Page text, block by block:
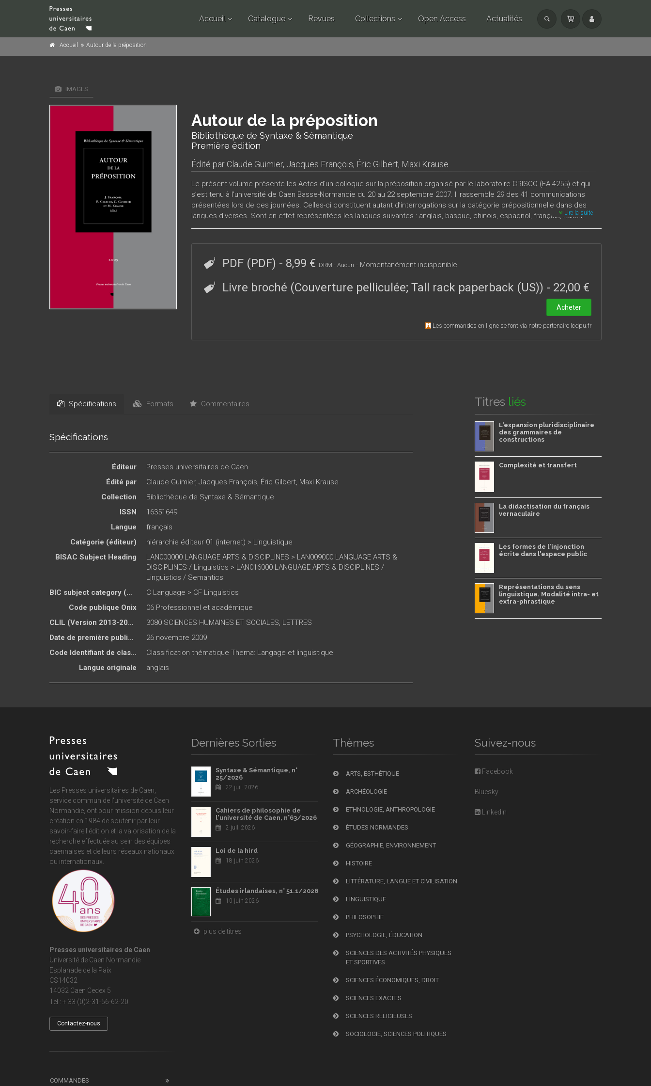
Accueil Catalogue Revues Collections Open Access Actualités
Accueil Autour de la préposition
IMAGES
Autour de la préposition
Bibliothèque de Syntaxe & Sémantique
Première édition
Édité par Claude Guimier, Jacques François, Éric Gilbert, Maxi Krause
Le présent volume présente les Actes d'un colloque sur la préposition organisé par le laboratoire CRISCO (EA 4255) et qui
s’est tenu à l’université de Caen Basse-Normandie du 20 au 22 septembre 2007. Il rassemble 29 des 41 communications
présentées lors de ces journées. Celles-ci constituent autant d’interrogations sur la catégorie prépositionnelle dans des
langues diverses. Sont en effet représentées les langues suivantes : anglais, basque, chinois, espagnol, français, italien,
roumain et vietnamien. Les thèmes abordés s’insèrent dans les recherches actuelles en syntaxe et en sémantique et ont
Lire la suite
PDF (PDF) - 8,99 € DRM - Aucun - Momentanément indisponible
Livre broché (Couverture pelliculée; Tall rack paperback (US)) - 22,00 €
Acheter
Les commandes en ligne se font via notre partenaire lcdpu.fr
Spécifications Formats Commentaires
Spécifications
Éditeur
Presses universitaires de Caen
Édité par
Claude Guimier, Jacques François Éric Gilbert Maxi Krause
Collection
Bibliothèque de Syntaxe & Sémantique
ISSN
16351649
Langue
français
Catégorie (éditeur)
hiérarchie éditeur 01 (internet) > Linguistique
BISAC Subject Heading
LAN000000 LANGUAGE ARTS & DISCIPLINES > LAN009000 LANGUAGE ARTS &
DISCIPLINES / Linguistics > LAN016000 LANGUAGE ARTS & DISCIPLINES /
Linguistics / Semantics
BIC subject category (UK)
C Language > CF Linguistics
Code publique Onix
06 Professionnel et académique
CLIL (Version 2013-2019 )
3080 SCIENCES HUMAINES ET SOCIALES, LETTRES
Date de première publication du titre
26 novembre 2009
Code Identifiant de classement sujet
Classification thématique Thema: Langage et linguistique
Langue originale
anglais
Titres liés
L'expansion pluridisciplinaire
des grammaires de
constructions
Complexité et transfert
La didactisation du français
vernaculaire
Les formes de l'injonction
écrite dans l'espace public
Représentations du sens
linguistique. Modalité intra- et
extra-phrastique
Les Presses universitaires de Caen,
service commun de l'université de Caen
Normandie , ont pour mission depuis leur
création en 1984 de soutenir par leur
savoir-faire l'édition et la valorisation de la
recherche effectuée au sein des équipes
caennaises et de leurs réseaux nationaux
ou internationaux.
Presses universitaires de Caen
Université de Caen Normandie
Esplanade de la Paix
CS14032
14032 Caen Cedex 5
Tel : + 33 (0)2-31-56-62-20
Contactez-nous
COMMANDES
Dernières Sorties
Syntaxe & Sémantique, n°
25/2026
22 juil. 2026
Cahiers de philosophie de
l'université de Caen, n°63/2026
2 juil. 2026
Loi de la hird
18 juin 2026
Études irlandaises, n° 51.1/2026
10 juin 2026
plus de titres
Thèmes
ARTS, ESTHÉTIQUE
ARCHÉOLOGIE
ETHNOLOGIE, ANTHROPOLOGIE
ÉTUDES NORMANDES
GÉOGRAPHIE, ENVIRONNEMENT
HISTOIRE
LITTÉRATURE, LANGUE ET CIVILISATION
LINGUISTIQUE
PHILOSOPHIE
PSYCHOLOGIE, ÉDUCATION
SCIENCES DES ACTIVITÉS PHYSIQUES
ET SPORTIVES
SCIENCES ÉCONOMIQUES, DROIT
SCIENCES EXACTES
SCIENCES RELIGIEUSES
SOCIOLOGIE, SCIENCES POLITIQUES
Suivez-nous
Facebook
Bluesky
LinkedIn